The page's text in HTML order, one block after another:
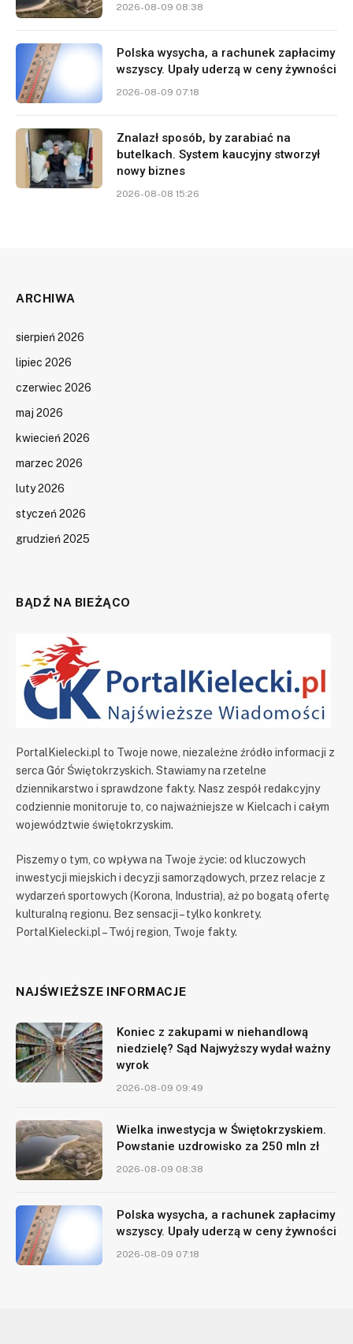
2026-08-09 08:38
Polska wysycha, a rachunek zapłacimy
wszyscy. Upały uderzą w ceny żywności
2026-08-09 07:18
Znalazł sposób, by zarabiać na
butelkach. System kaucyjny stworzył
nowy biznes
2026-08-08 15:26
ARCHIWA
sierpień 2026
lipiec 2026
czerwiec 2026
maj 2026
kwiecień 2026
marzec 2026
luty 2026
styczeń 2026
grudzień 2025
BĄDŹ NA BIEŻĄCO
PortalKielecki.pl to Twoje nowe, niezależne źródło informacji z
serca Gór Świętokrzyskich. Stawiamy na rzetelne
dziennikarstwo i sprawdzone fakty. Nasz zespół redakcyjny
codziennie monitoruje to, co najważniejsze w Kielcach i całym
województwie świętokrzyskim.
Piszemy o tym, co wpływa na Twoje życie: od kluczowych
inwestycji miejskich i decyzji samorządowych, przez relacje z
wydarzeń sportowych (Korona, Industria), aż po bogatą ofertę
kulturalną regionu. Bez sensacji – tylko konkrety.
PortalKielecki.pl – Twój region, Twoje fakty.
NAJŚWIEŻSZE INFORMACJE
Koniec z zakupami w niehandlową
niedzielę? Sąd Najwyższy wydał ważny
wyrok
2026-08-09 09:49
Wielka inwestycja w Świętokrzyskiem.
Powstanie uzdrowisko za 250 mln zł
2026-08-09 08:38
Polska wysycha, a rachunek zapłacimy
wszyscy. Upały uderzą w ceny żywności
2026-08-09 07:18